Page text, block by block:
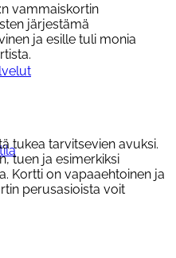
vammaiskortin
järjestämä
ja esille tuli monia
tukea tarvitsevien avuksi.
tuen ja esimerkiksi
Kortti on vapaaehtoinen ja
perusasioista voit